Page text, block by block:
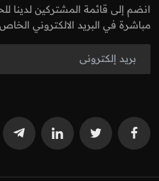
انضم إلى قائمة المشتركين لدينا
مباشرة في البريد الالكتروني